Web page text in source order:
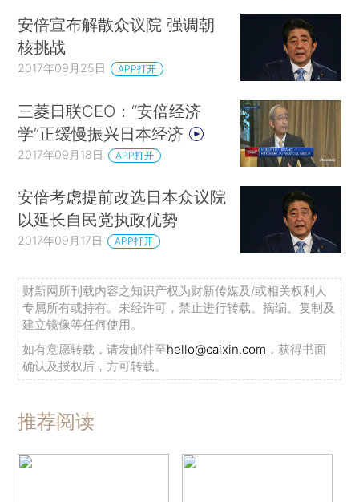
安倍宣布解散众议院 强调朝
核挑战
2017年09月25日 APP打开
三菱日联CEO：“安倍经济
学”正缓慢振兴日本经济
2017年09月18日 APP打开
安倍考虑提前改选日本众议院
以延长自民党执政优势
2017年09月17日 APP打开
财新网所刊载内容之知识产权为财新传媒及/或相关权利人
专属所有或持有。未经许可，禁止进行转载、摘编、复制及
建立镜像等任何使用。
如有意愿转载，请发邮件至hello@caixin.com ，获得书面
确认及授权后，方可转载。
推荐阅读